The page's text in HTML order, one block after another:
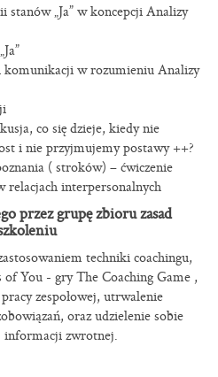
„Ja” w koncepcji Analizy
w rozumieniu Analizy
co się dzieje, kiedy nie
i nie przyjmujemy postawy ++?
( stroków) – ćwiczenie
relacjach interpersonalnych
przez grupę zbioru zasad
techniki coachingu,
You - gry The Coaching Game ,
zespołowej, utrwalenie
oraz udzielenie sobie
informacji zwrotnej.